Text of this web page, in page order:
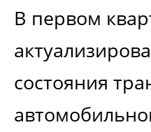
В первом
состояния